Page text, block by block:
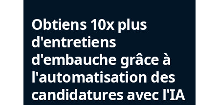
Obtiens 10x plus
d'entretiens
d'embauche grâce à
l'automatisation des
candidatures avec l'IA